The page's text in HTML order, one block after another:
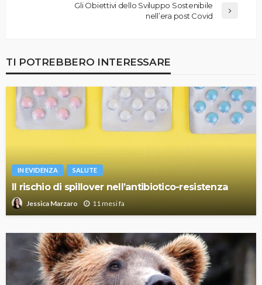
Gli Obiettivi dello Sviluppo Sostenibile
nell’era post Covid
TI POTREBBERO INTERESSARE
IN EVIDENZA SALUTE
Il rischio di spillover nell’antibiotico-resistenza
Jessica Marzaro 11 mesi fa